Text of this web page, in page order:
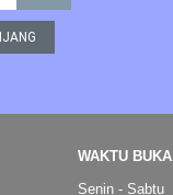
WAKTU
Senin - Sabtu